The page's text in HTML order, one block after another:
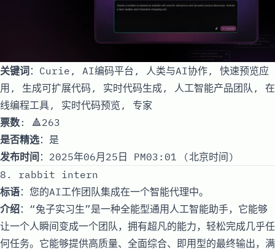
关键词：Curie, AI编码平台, 人类与AI协作, 快速预览应
用, 生成可扩展代码, 实时代码生成, 人工智能产品团队, 在
线编程工具, 实时代码预览, 专家
票数: 🔺263
是否精选：是
发布时间 ：2025年06月25日 PM03:01 (北京时间)
8. rabbit intern
标语：您的AI工作团队集成在一个智能代理中。
介绍：“兔子实习生”是一种全能型通用人工智能助手，它能够
让一个人瞬间变成一个团队，拥有超凡的能力，轻松完成几乎任
何任务。它能够提供高质量、全面综合、即用型的最终输出，满